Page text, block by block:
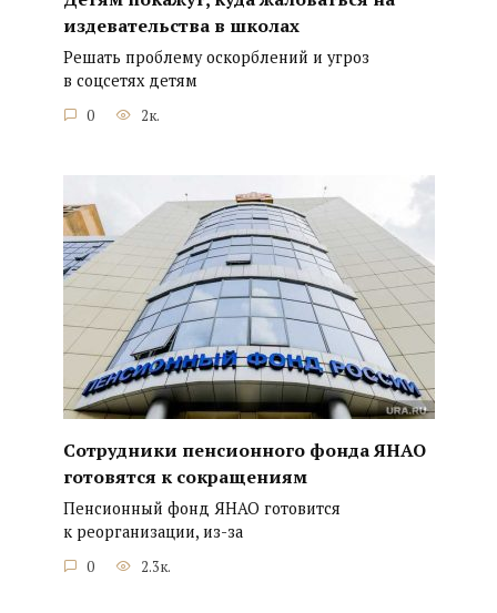
издевательства в школах
Решать проблему оскорблений и угроз
в соцсетях детям
0 2к.
Сотрудники пенсионного фонда ЯНАО
готовятся к сокращениям
Пенсионный фонд ЯНАО готовится
к реорганизации, из-за
0 2.3к.